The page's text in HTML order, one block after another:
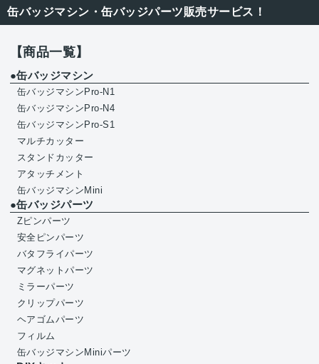
缶バッジマシン・缶バッジパーツ販売サービス！
【商品一覧】
●缶バッジマシン
缶バッジマシンPro-N1
缶バッジマシンPro-N4
缶バッジマシンPro-S1
マルチカッター
スタンドカッター
アタッチメント
缶バッジマシンMini
●缶バッジパーツ
Zピンパーツ
安全ピンパーツ
バタフライパーツ
マグネットパーツ
ミラーパーツ
クリップパーツ
ヘアゴムパーツ
フィルム
缶バッジマシンMiniパーツ